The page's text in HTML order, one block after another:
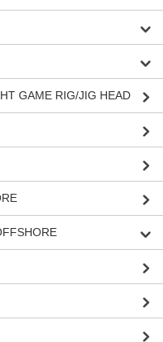
GAME RIG/JIG HEAD